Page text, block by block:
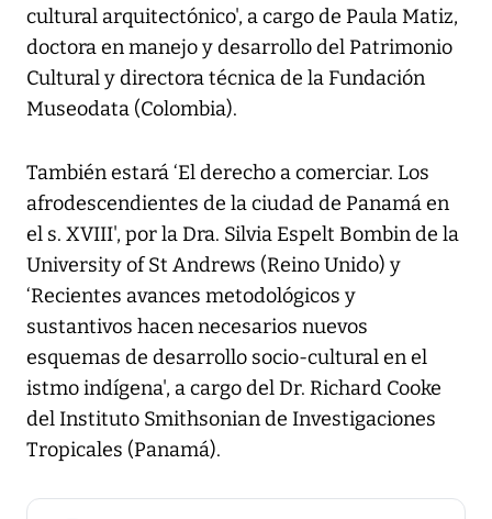
cultural arquitectónico', a cargo de Paula Matiz,
doctora en manejo y desarrollo del Patrimonio
Cultural y directora técnica de la Fundación
Museodata (Colombia).
También estará ‘El derecho a comerciar. Los
afrodescendientes de la ciudad de Panamá en
el s. XVIII', por la Dra. Silvia Espelt Bombin de la
University of St Andrews (Reino Unido) y
‘Recientes avances metodológicos y
sustantivos hacen necesarios nuevos
esquemas de desarrollo socio-cultural en el
istmo indígena', a cargo del Dr. Richard Cooke
del Instituto Smithsonian de Investigaciones
Tropicales (Panamá).